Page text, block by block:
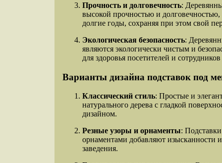
Прочность и долговечность:
высокой прочностью и
долгие годы, сохраняя при этом свой
Экологическая безопасность:
являются экологически чистым и
для здоровья посетителей и
Варианты дизайна подставок под
Классический стиль: Простые и
натурального дерева с гладкой
дизайном.
Резные узоры и орнаменты:
орнаментами добавляют изысканности
заведения.